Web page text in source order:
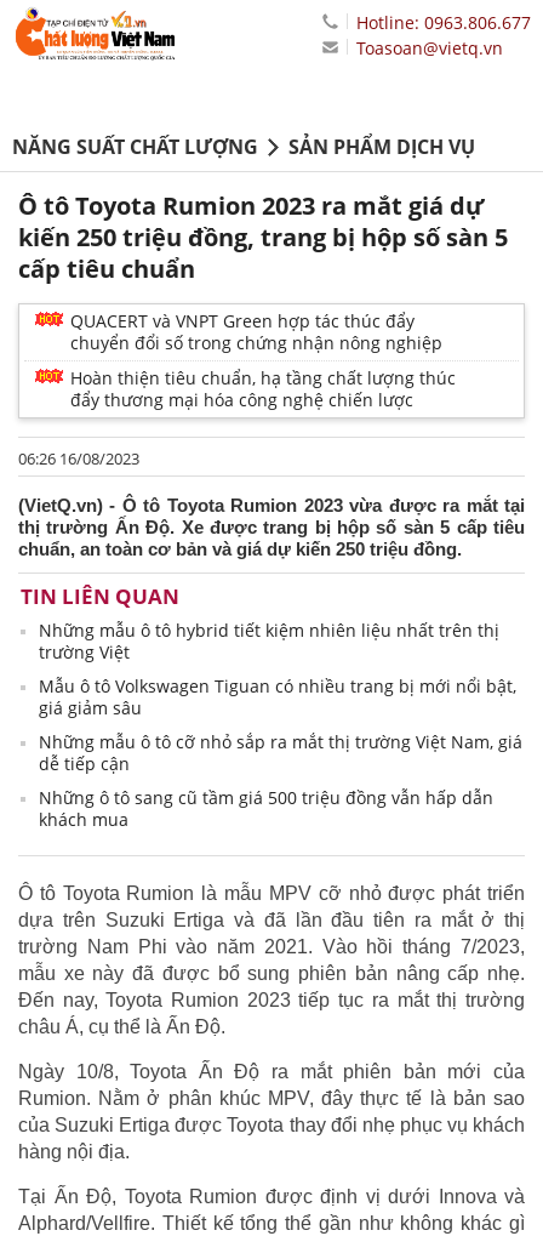
Hotline: 0963.806.677
Toasoan@vietq.vn
NĂNG SUẤT CHẤT LƯỢNG SẢN PHẨM DỊCH VỤ
Ô tô Toyota Rumion 2023 ra mắt giá dự
kiến 250 triệu đồng, trang bị hộp số sàn 5
cấp tiêu chuẩn
QUACERT và VNPT Green hợp tác thúc đẩy
chuyển đổi số trong chứng nhận nông nghiệp
Hoàn thiện tiêu chuẩn, hạ tầng chất lượng thúc
đẩy thương mại hóa công nghệ chiến lược
06:26 16/08/2023
(VietQ.vn) - Ô tô Toyota Rumion 2023 vừa được ra mắt tại
thị trường Ấn Độ. Xe được trang bị hộp số sàn 5 cấp tiêu
chuẩn, an toàn cơ bản và giá dự kiến 250 triệu đồng.
TIN LIÊN QUAN
Những mẫu ô tô hybrid tiết kiệm nhiên liệu nhất trên thị
trường Việt
Mẫu ô tô Volkswagen Tiguan có nhiều trang bị mới nổi bật,
giá giảm sâu
Những mẫu ô tô cỡ nhỏ sắp ra mắt thị trường Việt Nam, giá
dễ tiếp cận
Những ô tô sang cũ tầm giá 500 triệu đồng vẫn hấp dẫn
khách mua
Ô tô Toyota Rumion là mẫu MPV cỡ nhỏ được phát triển
dựa trên Suzuki Ertiga và đã lần đầu tiên ra mắt ở thị
trường Nam Phi vào năm 2021. Vào hồi tháng 7/2023,
mẫu xe này đã được bổ sung phiên bản nâng cấp nhẹ.
Đến nay, Toyota Rumion 2023 tiếp tục ra mắt thị trường
châu Á, cụ thể là Ấn Độ.
Ngày 10/8, Toyota Ấn Độ ra mắt phiên bản mới của
Rumion. Nằm ở phân khúc MPV, đây thực tế là bản sao
của Suzuki Ertiga được Toyota thay đổi nhẹ phục vụ khách
hàng nội địa.
Tại Ấn Độ, Toyota Rumion được định vị dưới Innova và
Alphard/Vellfire. Thiết kế tổng thể gần như không khác gì